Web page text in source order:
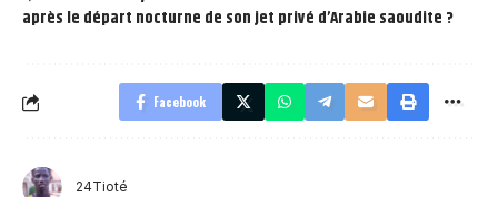
après le départ nocturne de son jet privé d’Arabie saoudite ?
Facebook
24Tioté